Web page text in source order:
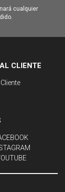
cualquier
CLIENTE